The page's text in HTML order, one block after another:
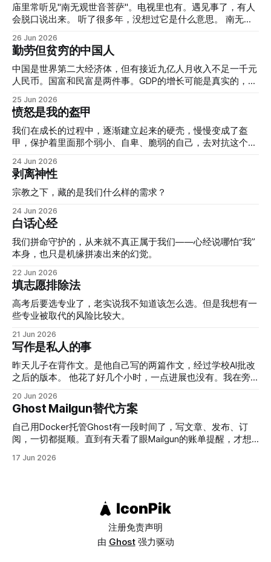
人，更加歧视农村人。在香港的大陆人，更加歧视大陆人。
歧视的方向不是向外，是向下。 我认为这件事的根源不在户
控的现实。皇权换成地主，地主换成算法，形式一直在变，但
普通人改变命运的路径从来只有一条：向上攀附，找到愿意拉
你一把的人。横向联合从来不是选项，因为横向没有资源。
这个现实塑造了一种专属国人的人格结构。对熟人信任，对陌
源的入场券。说话留余地，因为说死了等于放弃主动权。 连
信仰也长成了这个形状。烧香拜佛，本质是求人办事——菩萨
是有能力的他者，你去打点他，请他帮忙。哪个灵拜哪个，不
灵就换。这套逻辑和现实生活里求人办事完全一样，因为神就
庙里常听见"南无观世音菩萨"。电视里也有。遇见事了，有人
会脱口说出来。 听了很多年，没想过它是什么意思。 南无
信你，保佑我。 烧香，拜佛，求保佑。观世音在外面，我在
这里，我开口，她听见。这套逻辑很直接，对很多人管用。只
是我用不了——弄不懂为什么，就没办法真的信。 我学车花
了三年。教练说记住动作就行，别想原理。忍不住问：向右后
向原理想通了，才算真正会开。信仰对我来说也一样，得知道
为什么，才能用它。 禅，尤其是日本禅，给了我一个能切进
去的方向。 禅从"观"字开始。观世音，大约是"
26 Jun 2026
勤劳但贫穷的中国人
中国是世界第二大经济体，但有接近九亿人月收入不足一千元
人民币。国富和民富是两件事。GDP的增长可能是真实的，但
起来的少。
25 Jun 2026
愤怒是我的盔甲
我们在成长的过程中，逐渐建立起来的硬壳，慢慢变成了盔
甲，保护着里面那个弱小、自卑、脆弱的自己，去对抗这个充
24 Jun 2026
剥离神性
宗教之下，藏的是我们什么样的需求？
24 Jun 2026
白话心经
我们拼命守护的，从来就不真正属于我们——心经说哪怕“我”
本身，也只是机缘拼凑出来的幻觉。
22 Jun 2026
填志愿排除法
高考后要选专业了，老实说我不知道该怎么选。但是我想有一
些专业被取代的风险比较大。
21 Jun 2026
写作是私人的事
昨天儿子在背作文。是他自己写的两篇作文，经过学校AI批改
之后的版本。 他花了好几个小时，一点进展也没有。我在旁
文，词用得很准，句子也漂亮，起承转合一样不少。可是跟他
原来想写的内容，已经相差甚远。变成了一篇谁都能写、谁也
没写过的东西。 他背不下来，我觉得不是记性问题。是要背
的东西，本来就不是他的。写作文这件事，调用的应该是他自
架，难怪卡住不动。 后来他说，他很抗拒写作文，还说要是
文，是说先停下来，想清楚再走，别硬着头皮往前冲。 我们
讨论了这件事儿的意义。他问我，那写作技巧到底该怎么用才
最普通的语言，不怎么修饰。写东西不是为了给老师打分，也
不是为了给谁评价好坏。写作对我来说是很私人的事情。我记
20 Jun 2026
Ghost Mailgun替代方案
自己用Docker托管Ghost有一段时间了，写文章、发布、订
阅，一切都挺顺。直到有天看了眼Mailgun的账单提醒，才想
人数不多，按量付费倒不算贵，但既然手头有Resend的账
事。官方明确写过，批量邮件不支持走普通SMTP，只支持
Mailgun这一个渠道——这是Ghost自己的限制，不是Mailgun
的限制。换句话说，光是改config.production.json里的mail配
置，解决的只是密码重置、注册验证这类"事务邮件"，跟群发
订阅邮件完全是两条线。 找了一圈，社区里相对成熟的方案
17 Jun 2026
注册免责声明
由 Ghost强力驱动